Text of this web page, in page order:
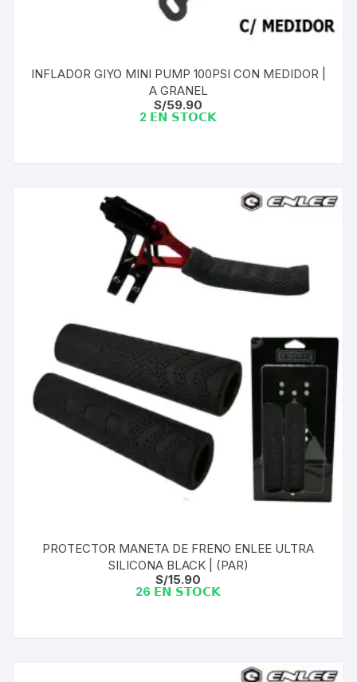
INFLADOR GIYO MINI PUMP 100PSI CON MEDIDOR |
A GRANEL
S/59.90
2 𝗘𝗡 𝗦𝗧𝗢𝗖𝗞
PROTECTOR MANETA DE FRENO ENLEE ULTRA
SILICONA BLACK | (PAR)
S/15.90
26 𝗘𝗡 𝗦𝗧𝗢𝗖𝗞